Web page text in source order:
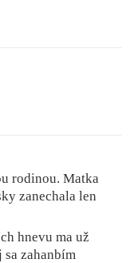
rodinou. Matka
zanechala len
hnevu ma už
zahanbím